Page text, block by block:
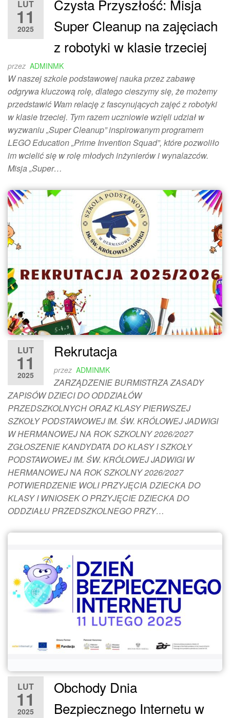
LUT
11
2025
Czysta Przyszłość: Misja
Super Cleanup na zajęciach
z robotyki w klasie trzeciej
przez ADMINMK
W naszej szkole podstawowej nauka przez zabawę
odgrywa kluczową rolę, dlatego cieszymy się, że możemy
przedstawić Wam relację z fascynujących zajęć z robotyki
w klasie trzeciej. Tym razem uczniowie wzięli udział w
wyzwaniu „Super Cleanup” inspirowanym programem
LEGO Education „Prime Invention Squad”, które pozwoliło
im wcielić się w rolę młodych inżynierów i wynalazców.
Misja „Super…
LUT
11
2025
Rekrutacja
przez ADMINMK
ZARZĄDZENIE BURMISTRZA ZASADY
ZAPISÓW DZIECI DO ODDZIAŁÓW
PRZEDSZKOLNYCH ORAZ KLASY PIERWSZEJ
SZKOŁY PODSTAWOWEJ IM. ŚW. KRÓLOWEJ JADWIGI
W HERMANOWEJ NA ROK SZKOLNY 2026/2027
ZGŁOSZENIE KANDYDATA DO KLASY I SZKOŁY
PODSTAWOWEJ IM. ŚW. KRÓLOWEJ JADWIGI W
HERMANOWEJ NA ROK SZKOLNY 2026/2027
POTWIERDZENIE WOLI PRZYJĘCIA DZIECKA DO
KLASY I WNIOSEK O PRZYJĘCIE DZIECKA DO
ODDZIAŁU PRZEDSZKOLNEGO PRZY…
LUT
11
2025
Obchody Dnia
Bezpiecznego Internetu w